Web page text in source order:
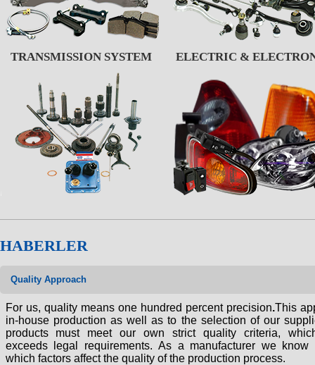
TRANSMISSION SYSTEM ELECTRIC &
HABERLER
Quality Approach
For us, quality means one hundred percent precision.This
in-house production as well as to the selection of our
products must meet our own strict quality criteria,
exceeds legal requirements. As a manufacturer we know
which factors affect the quality of the production process.